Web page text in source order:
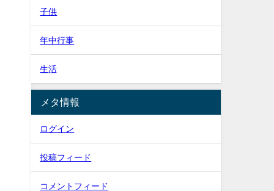
子供
年中行事
生活
メタ情報
ログイン
投稿フィード
コメントフィード